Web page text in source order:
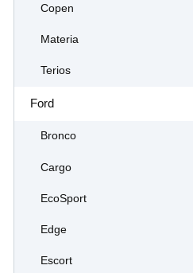
Copen
Materia
Terios
Ford
Bronco
Cargo
EcoSport
Edge
Escort